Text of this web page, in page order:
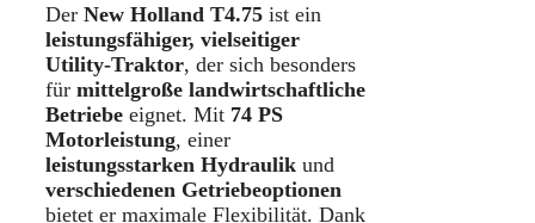
Der New Holland T4.75 ist ein
leistungsfähiger, vielseitiger
Utility-Traktor, der sich besonders
für mittelgroße landwirtschaftliche
Betriebe eignet. Mit 74 PS
Motorleistung, einer
leistungsstarken Hydraulik und
verschiedenen Getriebeoptionen
bietet er maximale Flexibilität. Dank